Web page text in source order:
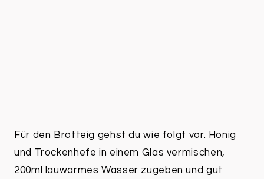
Für den Brotteig gehst du wie folgt vor. Honig
und Trockenhefe in einem Glas vermischen,
200ml lauwarmes Wasser zugeben und gut